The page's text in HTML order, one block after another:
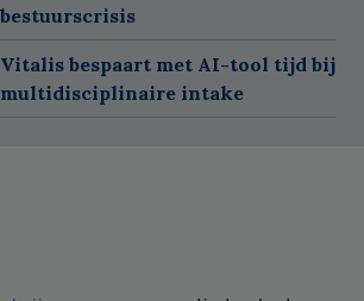
bestuurscrisis
Vitalis bespaart met AI-tool tijd bij
multidisciplinaire intake